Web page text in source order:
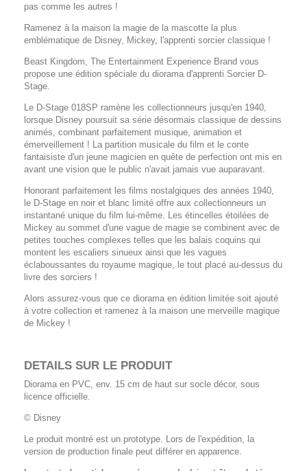
pas comme les autres !
Ramenez à la maison la magie de la mascotte la plus
emblématique de Disney, Mickey, l'apprenti sorcier classique !
Beast Kingdom, The Entertainment Experience Brand vous
propose une édition spéciale du diorama d'apprenti Sorcier D-
Stage.
Le D-Stage 018SP ramène les collectionneurs jusqu'en 1940,
lorsque Disney poursuit sa série désormais classique de dessins
animés, combinant parfaitement musique, animation et
émerveillement ! La partition musicale du film et le conte
fantaisiste d'un jeune magicien en quête de perfection ont mis en
avant une vision que le public n'avait jamais vue auparavant.
Honorant parfaitement les films nostalgiques des années 1940,
le D-Stage en noir et blanc limité offre aux collectionneurs un
instantané unique du film lui-même. Les étincelles étoilées de
Mickey au sommet d'une vague de magie se combinent avec de
petites touches complexes telles que les balais coquins qui
montent les escaliers sinueux ainsi que les vagues
éclaboussantes du royaume magique, le tout placé au-dessus du
livre des sorciers !
Alors assurez-vous que ce diorama en édition limitée soit ajouté
à votre collection et ramenez à la maison une merveille magique
de Mickey !
DETAILS SUR LE PRODUIT
Diorama en PVC, env. 15 cm de haut sur socle décor, sous
licence officielle.
© Disney
Le produit montré est un prototype. Lors de l'expédition, la
version de production finale peut différer en apparence.